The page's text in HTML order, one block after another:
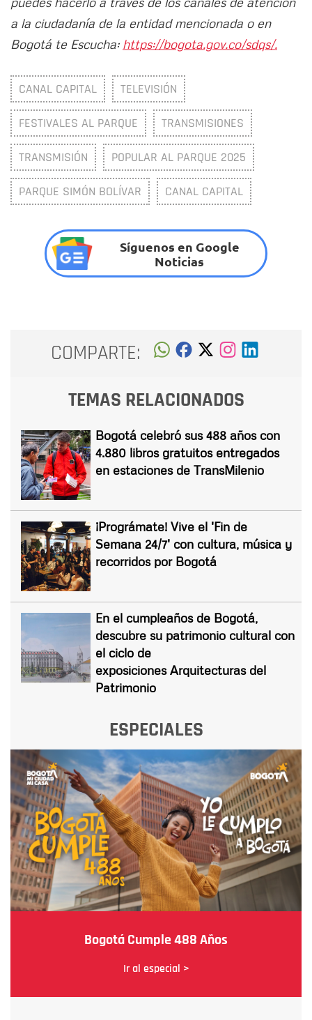
a la ciudadanía de la entidad mencionada o en
Bogotá te Escucha: https://bogota.gov.co/sdqs/.
CANAL CAPITAL TELEVISIÓN
FESTIVALES AL PARQUE TRANSMISIONES
TRANSMISIÓN POPULAR AL PARQUE 2025
PARQUE SIMÓN BOLÍVAR CANAL CAPITAL
Síguenos en Google
Noticias
COMPARTE:
TEMAS RELACIONADOS
Bogotá celebró sus 488 años con
4.880 libros gratuitos entregados
en estaciones de TransMilenio
¡Prográmate! Vive el 'Fin de
Semana 24/7' con cultura, música y
recorridos por Bogotá
En el cumpleaños de Bogotá,
descubre su patrimonio cultural con
el ciclo de
exposiciones Arquitecturas del
Patrimonio
ESPECIALES
Bogotá Cumple 488 Años
Ir al especial >